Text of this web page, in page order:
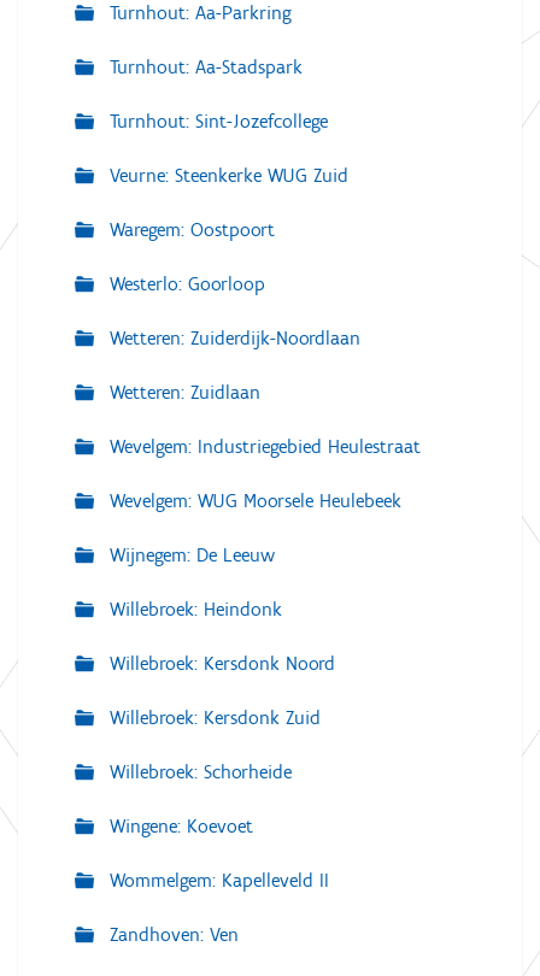
Turnhout: Aa-Parkring
Turnhout: Aa-Stadspark
Turnhout: Sint-Jozefcollege
Veurne: Steenkerke WUG Zuid
Waregem: Oostpoort
Westerlo: Goorloop
Wetteren: Zuiderdijk-Noordlaan
Wetteren: Zuidlaan
Wevelgem: Industriegebied Heulestraat
Wevelgem: WUG Moorsele Heulebeek
Wijnegem: De Leeuw
Willebroek: Heindonk
Willebroek: Kersdonk Noord
Willebroek: Kersdonk Zuid
Willebroek: Schorheide
Wingene: Koevoet
Wommelgem: Kapelleveld II
Zandhoven: Ven